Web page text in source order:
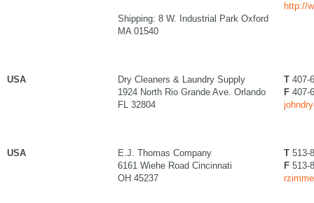
Shipping: 8 W. Industrial Park Oxford
MA 01540
http://
USA
Dry Cleaners & Laundry Supply
1924 North Rio Grande Ave. Orlando
FL 32804
T 407-
F 407-
USA
E.J. Thomas Company
6161 Wiehe Road Cincinnati
OH 45237
T 513-
F 513-